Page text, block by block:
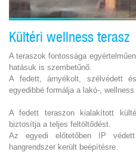
Kültéri wellness terasz
A teraszok fontossága
hatásuk is szembetűnő.
A fedett, árnyékolt, szélvédett
egyedibbé formálja a lakó-, wellness
A fedett teraszon kialakított
biztosítja a teljes feltöltődést.
Az egyedi előtetőben IP
hangrendszer került beépítésre.